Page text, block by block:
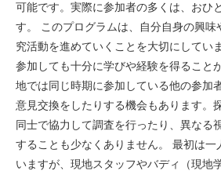
可能です。実際に参加者の多くは、おひ
す。 このプログラムは、自分自身の興味
究活動を進めていくことを大切にしてい
参加しても十分に学びや経験を得ること
地では同じ時期に参加している他の参加
意見交換をしたりする機会もあります。
同士で協力して調査を行ったり、異なる
することも少なくありません。 最初は一
いますが、現地スタッフやバディ（現地